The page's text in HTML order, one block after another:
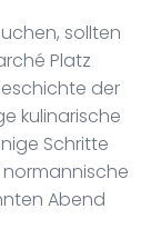
sollten
Platz
der
kulinarische
Schritte
Abend